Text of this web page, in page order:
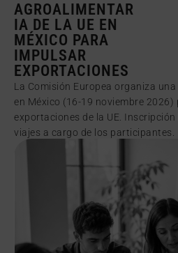
AGROALIMENTAR
IA DE LA UE EN
MÉXICO PARA
IMPULSAR
EXPORTACIONES
La Comisión Europea organiza
en México (16-19 noviembre
exportaciones de la UE.
viajes a cargo de los participantes.